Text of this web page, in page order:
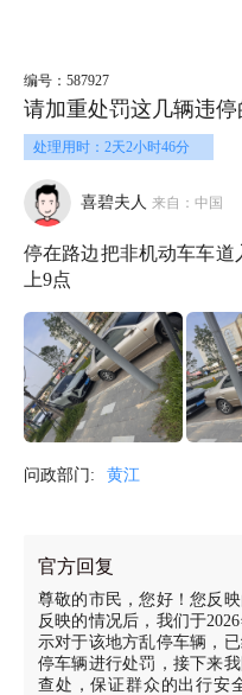
编号：587927
请加重处罚这几辆违
处理用时：2天2小时46分
喜碧夫人 来自：中国
停在路边把非机动车车道
上9点
问政部门: 黄江
官方回复
尊敬的市民，您好！您反
反映的情况后，我们于
示对于该地方乱停车辆，
停车辆进行处罚，接下来
查处，保证群众的出行安